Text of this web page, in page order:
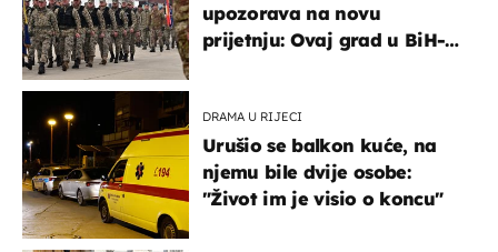
upozorava na novu
prijetnju: Ovaj grad u BiH-u
DRAMA U RIJECI
Urušio se balkon kuće, na
njemu bile dvije osobe:
"Život im je visio o koncu"